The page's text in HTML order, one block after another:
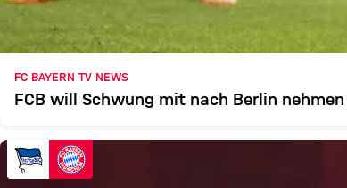
FC BAYERN TV NEWS
FCB will Schwung mit nach Berlin nehmen